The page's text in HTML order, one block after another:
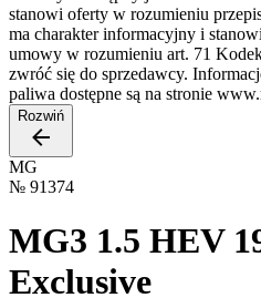
stanowi oferty w rozumieniu
ma charakter informacyjny i
umowy w rozumieniu art. 71
zwróć się do sprzedawcy.
paliwa dostępne są na stronie
Rozwiń
MG
№ 91374
MG3 1.5 HEV
Exclusive